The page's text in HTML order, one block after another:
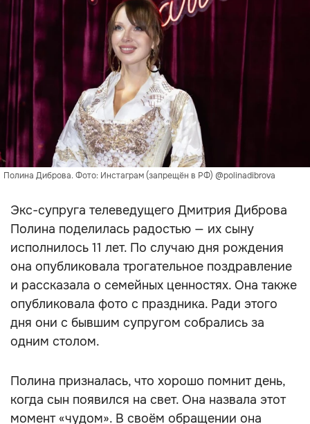
Полина Диброва. Фото: Инстаграм (запрещён в РФ) @polinadibrova
Экс-супруга телеведущего Дмитрия Диброва
Полина поделилась радостью — их сыну
исполнилось 11 лет. По случаю дня рождения
она опубликовала трогательное поздравление
и рассказала о семейных ценностях. Она также
опубликовала фото с праздника. Ради этого
дня они с бывшим супругом собрались за
одним столом.
Полина призналась, что хорошо помнит день,
когда сын появился на свет. Она назвала этот
момент «чудом». В своём обращении она